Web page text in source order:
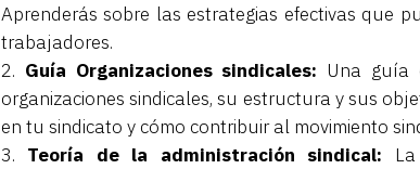
Aprenderás sobre las estrategias efectivas que
trabajadores.
Guía Organizaciones sindicales: Una guía
organizaciones sindicales, su estructura y sus
en tu sindicato y cómo contribuir al movimiento
Teoría de la administración sindical: